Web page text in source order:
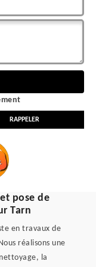
pose de
Tarn
en travaux de
réalisons une
la